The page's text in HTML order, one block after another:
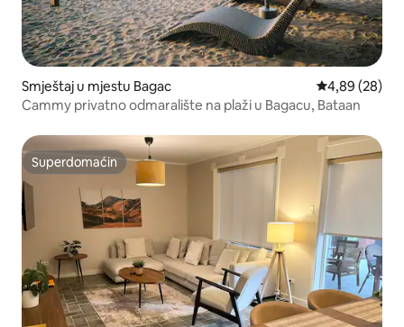
Smještaj u mjestu Bagac Prosječna
4,89 (28)
Cammy privatno odmaralište na plaži u Bagacu, Bataan
Superdomaćin
Superdomaćin